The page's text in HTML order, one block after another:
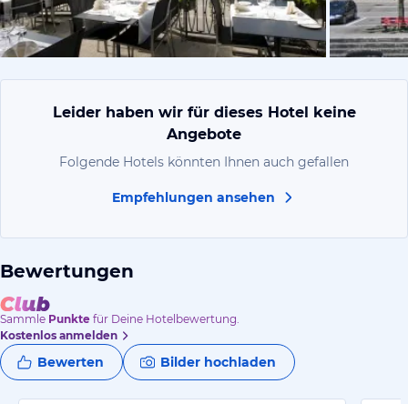
vom
Leider haben wir für dieses Hotel keine
Angebote
Folgende Hotels könnten Ihnen auch gefallen
Empfehlungen ansehen
Bewertungen
Sammle Punkte für Deine Hotelbewertung.
Kostenlos anmelden
Bewerten Bilder hochladen